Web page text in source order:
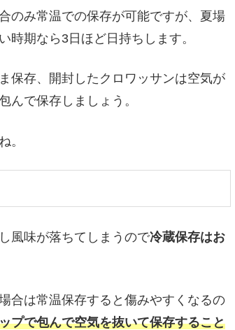
のみ常温での保存が可能ですが、夏場
時期なら3日ほど日持ちします。
保存、開封したクロワッサンは空気が
んで保存しましょう。
。
風味が落ちてしまうので冷蔵保存はお
合は常温保存すると傷みやすくなるの
プで包んで空気を抜いて保存すること